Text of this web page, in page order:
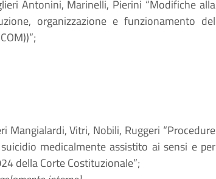
Antonini, Marinelli, Pierini “Modifiche alla
organizzazione e funzionamento del
Mangialardi, Vitri, Nobili, Ruggeri “Procedure
medicalmente assistito ai sensi e per
della Corte Costituzionale”;